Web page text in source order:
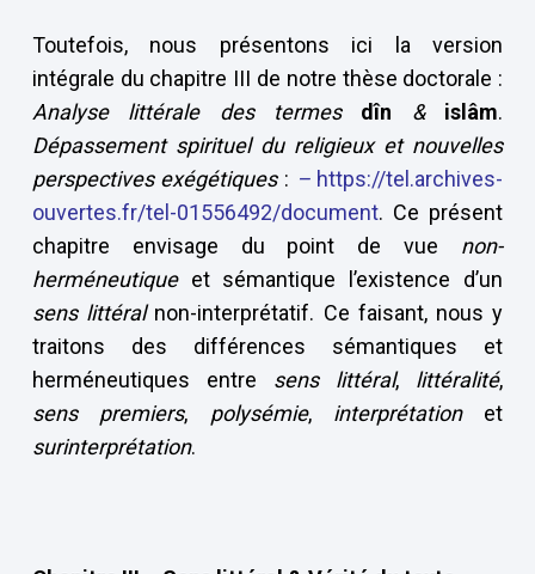
Toutefois, nous présentons ici la version
intégrale du chapitre III de notre thèse doctorale :
Analyse littérale des termes
dîn & islâm.
Dépassement spirituel du religieux et nouvelles
perspectives exégétiques: – https://tel.archives-
ouvertes.fr/tel-01556492/document. Ce présent
chapitre envisage du point de vue non-
herméneutiqueet sémantique l’existence d’un
sens littéralnon-interprétatif. Ce faisant, nous y
traitons des différences sémantiques et
herméneutiques entre sens littéral, littéralité,
sens premiers, polysémie, interprétationet
surinterprétation.